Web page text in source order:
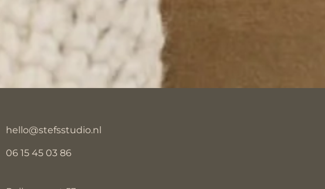
hello@stefsstudio.nl
06 15 45 03 86